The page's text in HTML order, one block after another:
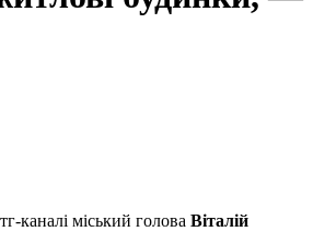
каналі міський голова Віталій